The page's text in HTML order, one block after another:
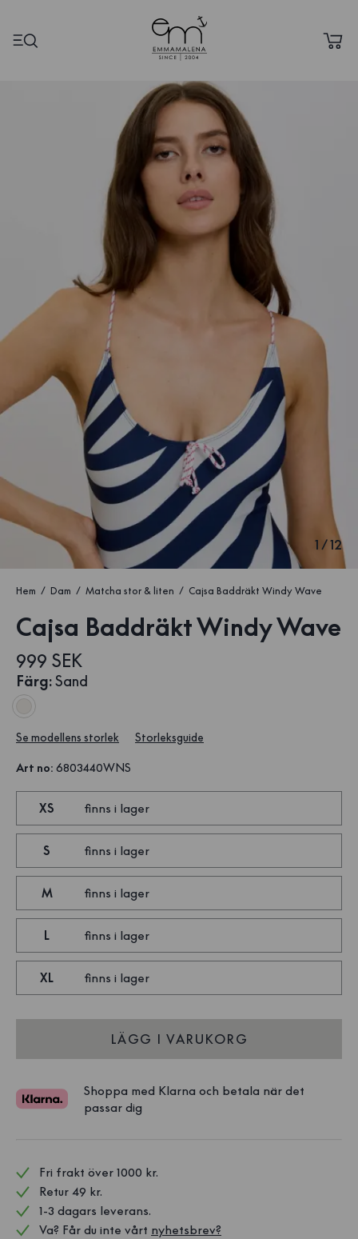
1 /12
Hem Dam Matcha stor & liten Cajsa Baddräkt Windy Wave
Cajsa Baddräkt Windy Wave
999 SEK
Färg:Sand
Se modellens storlek Storleksguide
Art no: 6803440WNS
XS finns i lager
S finns i lager
M finns i lager
L finns i lager
XL finns i lager
LÄGG I VARUKORG
Shoppa med Klarna och betala när det
passar dig
Fri frakt över 1000 kr.
Retur 49 kr.
1-3 dagars leverans.
Va? Får du inte vårt nyhetsbrev?